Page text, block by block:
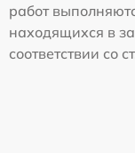
работ
находящихся в
соответствии со